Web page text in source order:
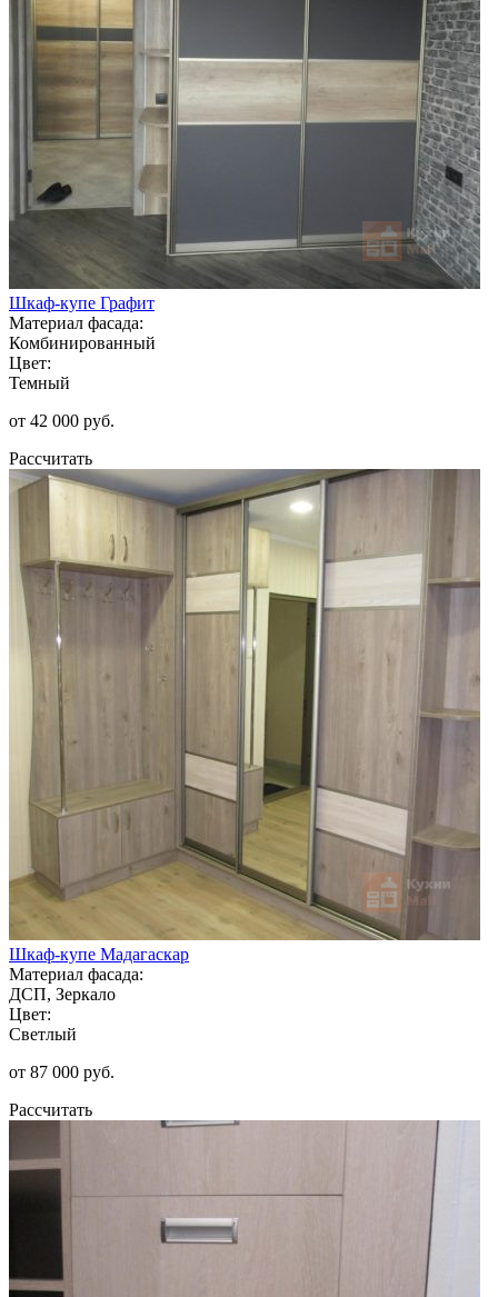
Шкаф-купе Графит
Материал фасада:
Комбинированный
Цвет:
Темный
от 42 000 руб.
Рассчитать
Шкаф-купе Мадагаскар
Материал фасада:
ДСП, Зеркало
Цвет:
Светлый
от 87 000 руб.
Рассчитать